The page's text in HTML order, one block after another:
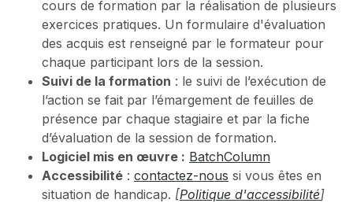
cours de formation par la réalisation de plusieurs
exercices pratiques. Un formulaire d'évaluation
des acquis est renseigné par le formateur pour
chaque participant lors de la session.
Suivi de la formation : le suivi de l’exécution de
l’action se fait par l’émargement de feuilles de
présence par chaque stagiaire et par la fiche
d’évaluation de la session de formation.
Logiciel mis en œuvre : BatchColumn
Accessibilité : contactez-nous si vous êtes en
situation de handicap. [Politique d'accessibilité]